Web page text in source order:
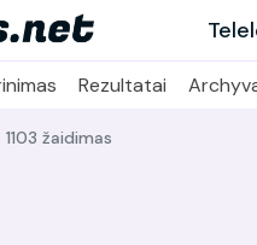
Rezultatai
1103 žaidimas